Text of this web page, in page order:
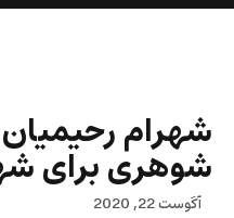
شهرام
شوهری برای
آگوست 22, 2020